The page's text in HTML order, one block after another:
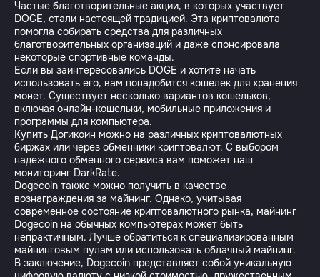
Частые благотворительные акции, в которых участвует
DOGE, стали настоящей традицией. Эта криптовалюта
помогла собирать средства для различных
благотворительных организаций и даже спонсировала
некоторые спортивные команды.
Если вы заинтересовались DOGE и хотите начать
использовать его, вам понадобится кошелек для хранения
монет. Существует несколько вариантов кошельков,
включая онлайн-кошельки, мобильные приложения и
программы для компьютера.
Купить Догикоин можно на различных криптовалютных
биржах или через обменники криптовалют. С выбором
надежного обменного сервиса вам поможет наш
мониторинг DarkRate.
Dogecoin также можно получить в качестве
вознаграждения за майнинг. Однако, учитывая
современное состояние криптовалютного рынка, майнинг
Dogecoin на обычных компьютерах может быть
непрактичным. Лучше обратиться к специализированным
майнинговым пулам или использовать облачный майнинг.
В заключение, Dogecoin представляет собой уникальную